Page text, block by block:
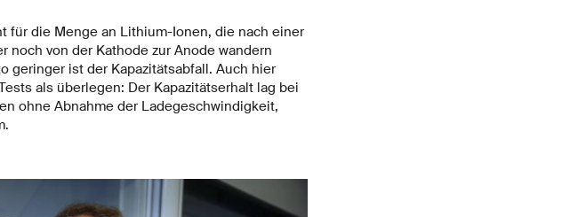
für die Menge an Lithium-Ionen, die nach einer
noch von der Kathode zur Anode wandern
geringer ist der Kapazitätsabfall. Auch hier
als überlegen: Der Kapazitätserhalt lag bei
ohne Abnahme der Ladegeschwindigkeit,